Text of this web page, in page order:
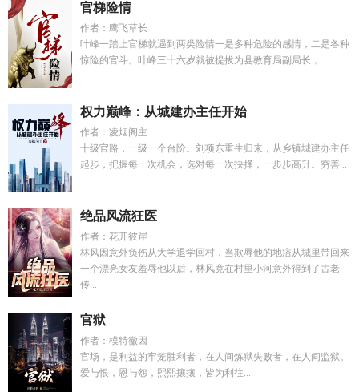
官梯险情
作者：鹰飞草长
叶峰一踏上官梯就遇到两类险情一是多种危险的感情，二是各种
惊险的官斗。叶峰三十六岁就被提拔为县教育局副局长，...
权力巅峰：从城建办主任开始
作者：凌烟阁主
十级官路，一级一个台阶。刘项东重生归来，从乡镇城建办主任
起步，把握每一次机会，选对每一次抉择，一步步高升。穷善...
绝品风流狂医
作者：花开彼岸
林风因意外负伤从大学退学回村，当欺辱他的地痞从城里带回来
一个漂亮女友羞辱他以后，林风竟在村里小河意外得到了古老
传...
官狱
作者：模特徽因
官场，是利益的牢笼胜利者，在人间炼狱失败者，在人间监狱。
爱与恨，恩与怨，熙熙攘攘，皆为利往...